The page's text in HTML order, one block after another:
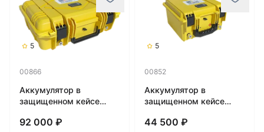
5
00866
Аккумулятор в
защищенном кейсе
фосфатный LiFePO4)
92 000 ₽
5
00852
Аккумулятор в
защищенном кейсе
фосфатный LiFePO4)
44 500 ₽